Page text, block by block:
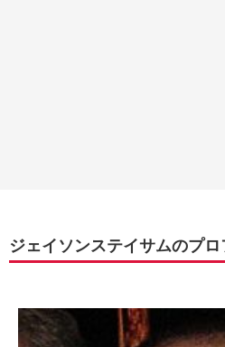
ジェイソンステイサムのプ